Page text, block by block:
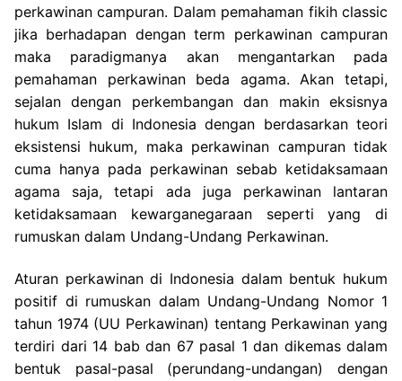
perkawinan campuran. Dalam pemahaman fikih classic
jika berhadapan dengan term perkawinan campuran
maka paradigmanya akan mengantarkan pada
pemahaman perkawinan beda agama. Akan tetapi,
sejalan dengan perkembangan dan makin eksisnya
hukum Islam di Indonesia dengan berdasarkan teori
eksistensi hukum, maka perkawinan campuran tidak
cuma hanya pada perkawinan sebab ketidaksamaan
agama saja, tetapi ada juga perkawinan lantaran
ketidaksamaan kewarganegaraan seperti yang di
rumuskan dalam Undang-Undang Perkawinan.
Aturan perkawinan di Indonesia dalam bentuk hukum
positif di rumuskan dalam Undang-Undang Nomor 1
tahun 1974 (UU Perkawinan) tentang Perkawinan yang
terdiri dari 14 bab dan 67 pasal 1 dan dikemas dalam
bentuk pasal-pasal (perundang-undangan) dengan